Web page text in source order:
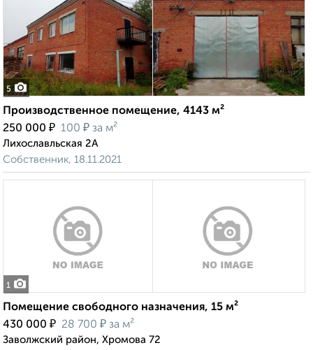
5
Производственное помещение, 4143 м²
250 000 ₽ 100 ₽ за м²
Лихославльская 2А
Собственник, 18.11.2021
1
Помещение свободного назначения, 15 м²
430 000 ₽ 28 700 ₽ за м²
Заволжский район, Хромова 72